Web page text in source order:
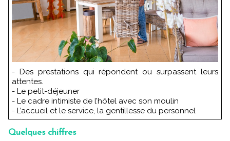
- Des prestations qui répondent ou surpassent leurs
attentes.
- Le petit-déjeuner
- Le cadre intimiste de l’hôtel avec son moulin
- L’accueil et le service, la gentillesse du personnel
Quelques chiffres